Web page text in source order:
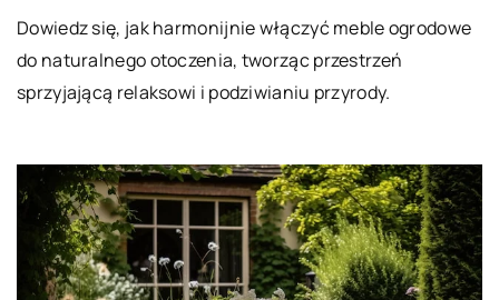
Dowiedz się, jak harmonijnie włączyć meble ogrodowe
do naturalnego otoczenia, tworząc przestrzeń
sprzyjającą relaksowi i podziwianiu przyrody.